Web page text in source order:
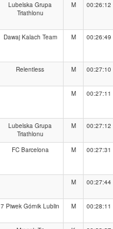
Lubelska Grupa
Triathlonu
M 00:26:12
Dawaj Kalach Team M 00:26:49
Relentless M 00:27:10
M 00:27:11
Lubelska Grupa
Triathlonu
M 00:27:12
FC Barcelona M 00:27:31
M 00:27:44
7 Piwek Górnik Lublin M 00:28:11